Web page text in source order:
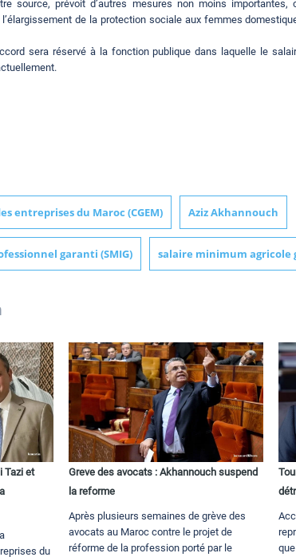
source, prévoit d’autres mesures non moins importantes,
de la protection sociale aux femmes
sera réservé à la fonction publique dans laquelle le
entreprises du Maroc (CGEM) Aziz Akhannouch
garanti (SMIG) salaire minimum agricole
Tazi et
du
Greve des avocats : Akhannouch suspend
la reforme
Après plusieurs semaines de grève des
avocats au Maroc contre le projet de
réforme de la profession porté par le